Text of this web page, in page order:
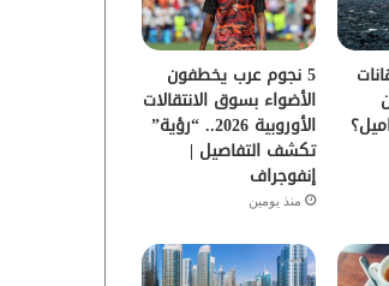
ب
ر
ا
م
5 نجوم عرب يخطفون
الأضواء بسوق الانتقالات
الأوروبية 2026.. “رؤية”
تكشف التفاصيل |
إنفوجراف
منذ يومين